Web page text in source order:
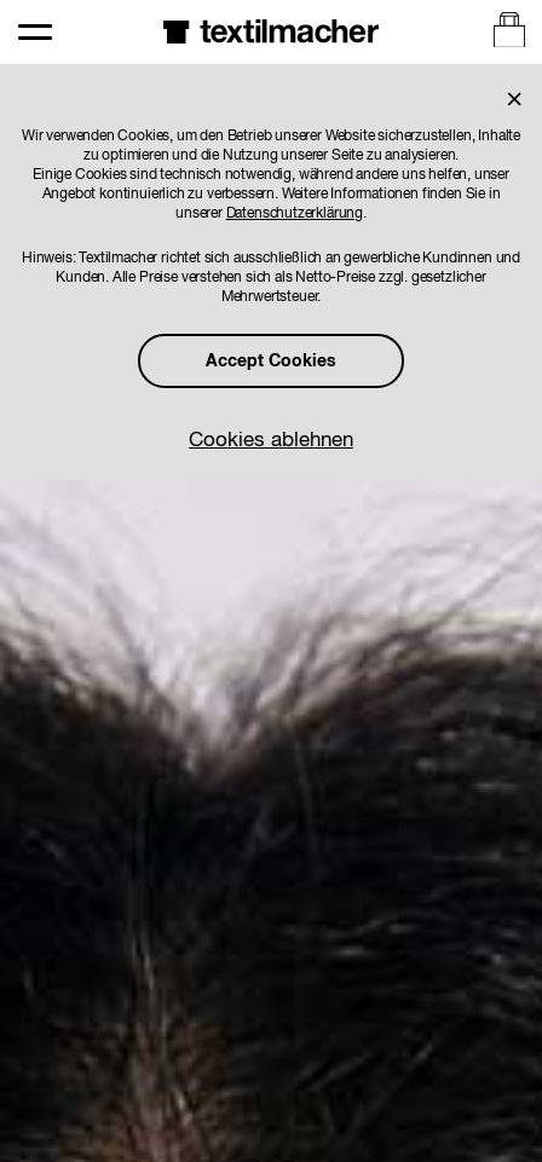
×
Wir verwenden Cookies, um den Betrieb unserer Website sicherzustellen, Inhalte
zu optimieren und die Nutzung unserer Seite zu analysieren.
Einige Cookies sind technisch notwendig, während andere uns helfen, unser
Angebot kontinuierlich zu verbessern. Weitere Informationen finden Sie in
unserer Datenschutzerklärung.
Hinweis: Textilmacher richtet sich ausschließlich an gewerbliche Kundinnen und
Kunden. Alle Preise verstehen sich als Netto-Preise zzgl. gesetzlicher
Mehrwertsteuer.
Accept Cookies
Cookies ablehnen
für